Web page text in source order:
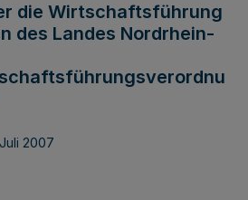
die Wirtschaftsführung
des Landes Nordrhein-
Juli 2007